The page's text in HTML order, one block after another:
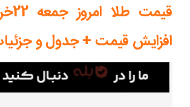
افزایش قیمت + جدول و